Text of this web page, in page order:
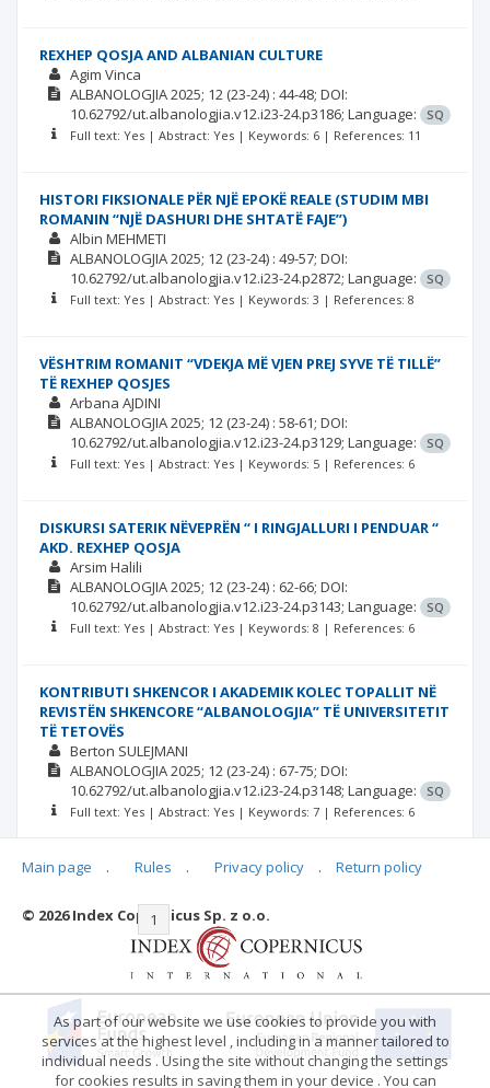
REXHEP QOSJA AND ALBANIAN CULTURE
Agim Vinca
ALBANOLOGJIA2025; 12 (23-24) : 44-48; DOI:
10.62792/ut.albanologjia.v12.i23-24.p3186; Language:
SQ
Full text: Yes | Abstract: Yes | Keywords: 6 | References: 11
HISTORI FIKSIONALE PËR NJË EPOKË REALE (STUDIM MBI
ROMANIN “NJË DASHURI DHE SHTATË FAJE”)
Albin MEHMETI
ALBANOLOGJIA2025; 12 (23-24) : 49-57; DOI:
10.62792/ut.albanologjia.v12.i23-24.p2872; Language:
SQ
Full text: Yes | Abstract: Yes | Keywords: 3 | References: 8
VËSHTRIM ROMANIT “VDEKJA MË VJEN PREJ SYVE TË TILLË”
TË REXHEP QOSJES
Arbana AJDINI
ALBANOLOGJIA2025; 12 (23-24) : 58-61; DOI:
10.62792/ut.albanologjia.v12.i23-24.p3129; Language:
SQ
Full text: Yes | Abstract: Yes | Keywords: 5 | References: 6
DISKURSI SATERIK NËVEPRËN “ I RINGJALLURI I PENDUAR “
AKD. REXHEP QOSJA
Arsim Halili
ALBANOLOGJIA2025; 12 (23-24) : 62-66; DOI:
10.62792/ut.albanologjia.v12.i23-24.p3143; Language:
SQ
Full text: Yes | Abstract: Yes | Keywords: 8 | References: 6
KONTRIBUTI SHKENCOR I AKADEMIK KOLEC TOPALLIT NË
REVISTËN SHKENCORE “ALBANOLOGJIA” TË UNIVERSITETIT
TË TETOVËS
Berton SULEJMANI
ALBANOLOGJIA2025; 12 (23-24) : 67-75; DOI:
10.62792/ut.albanologjia.v12.i23-24.p3148; Language:
SQ
Full text: Yes | Abstract: Yes | Keywords: 7 | References: 6
|< << 1 2 3 4
Main page . Rules . Privacy policy . Return policy
© 2026 Index Copernicus Sp. z o.o.
As part of our website we use cookies to provide you with
services at the highest level , including in a manner tailored to
individual needs . Using the site without changing the settings
for cookies results in saving them in your device . You can